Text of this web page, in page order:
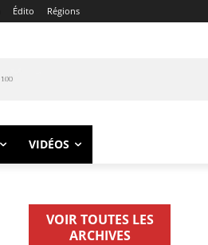
Édito Régions
VIDÉOS
VOIR TOUTES LES
ARCHIVES